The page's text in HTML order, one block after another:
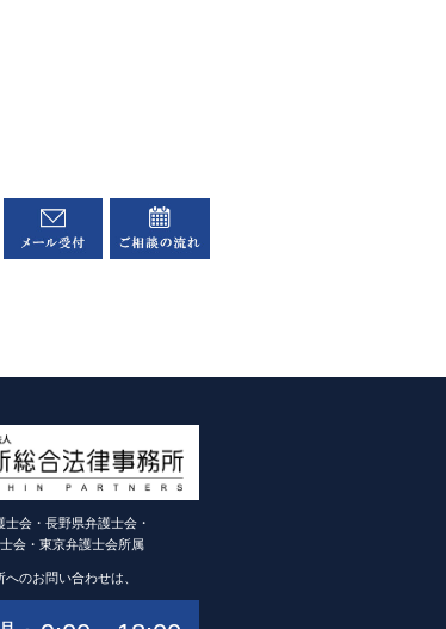
士会・長野県弁護士会・
会・東京弁護士会所属
へのお問い合わせは、